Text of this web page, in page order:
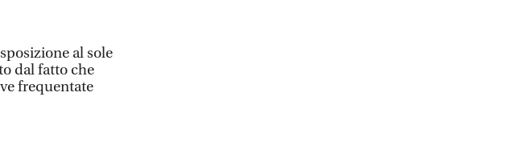
al sole
dal fatto che
frequentate